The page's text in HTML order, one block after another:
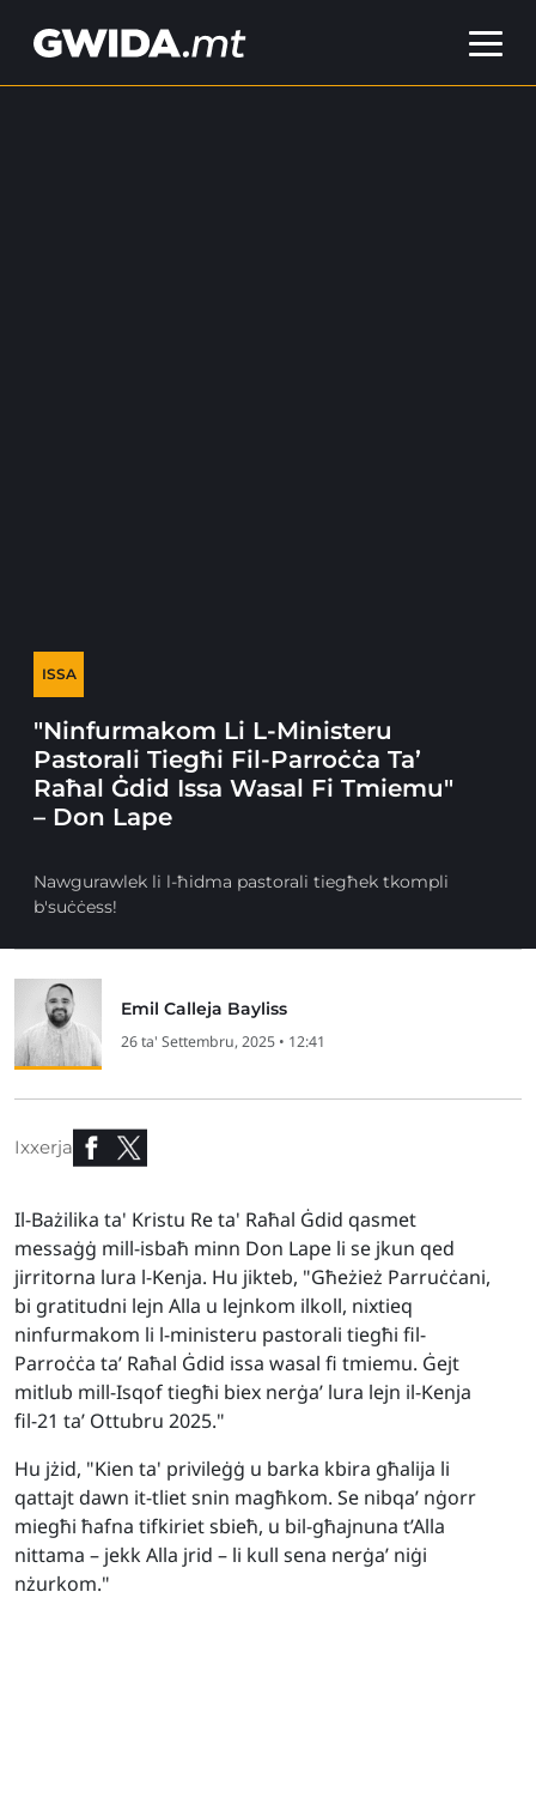
ISSA
"Ninfurmakom Li L-Ministeru
Pastorali Tiegħi Fil-Parroċċa Ta’
Raħal Ġdid Issa Wasal Fi Tmiemu"
– Don Lape
Nawgurawlek li l-ħidma pastorali tiegħek tkompli
b'suċċess!
Emil Calleja Bayliss
26 ta' Settembru, 2025 • 12:41
Ixxerja
Il-Bażilika ta' Kristu Re ta' Raħal Ġdid qasmet
messaġġ mill-isbaħ minn Don Lape li se jkun qed
jirritorna lura l-Kenja. Hu jikteb, "Għeżież Parruċċani,
bi gratitudni lejn Alla u lejnkom ilkoll, nixtieq
ninfurmakom li l-ministeru pastorali tiegħi fil-
Parroċċa ta’ Raħal Ġdid issa wasal fi tmiemu. Ġejt
mitlub mill-Isqof tiegħi biex nerġa’ lura lejn il-Kenja
fil-21 ta’ Ottubru 2025."
Hu jżid, "Kien ta' privileġġ u barka kbira għalija li
qattajt dawn it-tliet snin magħkom. Se nibqa’ nġorr
miegħi ħafna tifkiriet sbieħ, u bil-għajnuna t’Alla
nittama – jekk Alla jrid – li kull sena nerġa’ niġi
nżurkom."